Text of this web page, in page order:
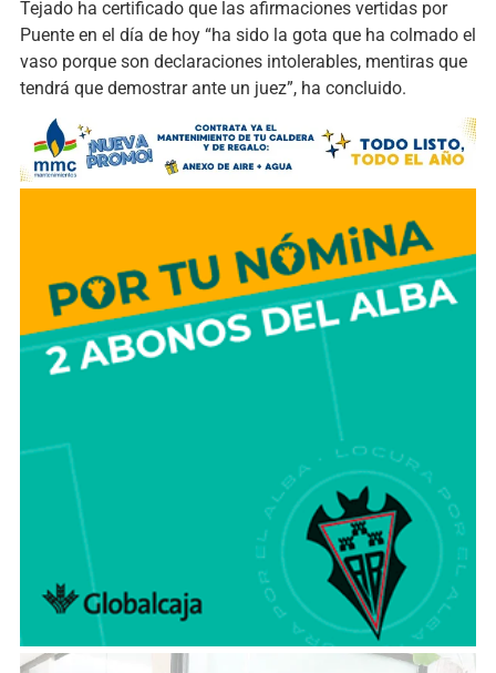
Tejado ha certificado que las afirmaciones vertidas por
Puente en el día de hoy “ha sido la gota que ha colmado el
vaso porque son declaraciones intolerables, mentiras que
tendrá que demostrar ante un juez”, ha concluido.